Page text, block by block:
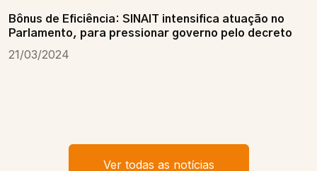
Bônus de Eficiência: SINAIT intensifica atuação no
Parlamento, para pressionar governo pelo decreto
21/03/2024
Ver todas as notícias